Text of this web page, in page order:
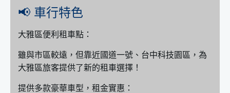
📢 車行特色
大雅區便利租車點：
雖與市區較遠，但靠近國道一號、台中科技園區，為
大雅區旅客提供了新的租車選擇！
提供多款豪華車型，租金實惠：